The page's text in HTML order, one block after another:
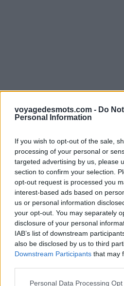
voyagedesmots.com - Do
Personal Information
If you wish to opt-out of the sale,
processing of your personal or
targeted advertising by us, please
section to confirm your selection.
opt-out request is processed you
interest-based ads based on
us or personal information
your opt-out. You may separately
disclosure of your personal
IAB’s list of downstream
also be disclosed by us to third
Downstream Participants that may
Personal Data Processing